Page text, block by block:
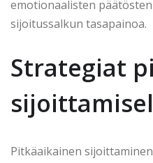
emotionaalisten
sijoitussalkun tasapainoa.
Strategiat
Pitkäaikainen